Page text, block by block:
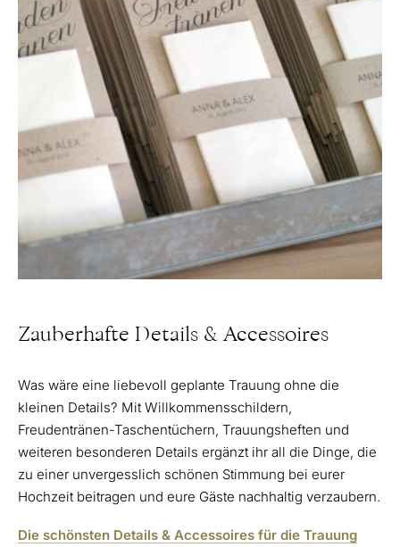
Zauberhafte Details & Accessoires
Was wäre eine liebevoll geplante Trauung ohne die
kleinen Details? Mit Willkommensschildern,
Freudentränen-Taschentüchern, Trauungsheften und
weiteren besonderen Details ergänzt ihr all die Dinge, die
zu einer unvergesslich schönen Stimmung bei eurer
Hochzeit beitragen und eure Gäste nachhaltig verzaubern.
Die schönsten Details & Accessoires für die Trauung